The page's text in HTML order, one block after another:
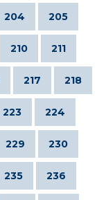
204 205
210 211
217 218
223 224
229 230
235 236